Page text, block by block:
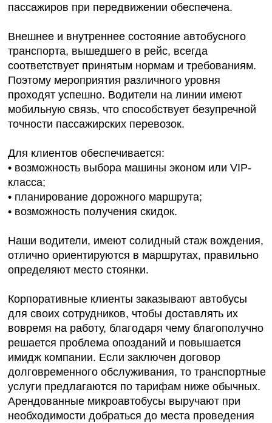
пассажиров при передвижении обеспечена.
Внешнее и внутреннее состояние автобусного
транспорта, вышедшего в рейс, всегда
соответствует принятым нормам и требованиям.
Поэтому мероприятия различного уровня
проходят успешно. Водители на линии имеют
мобильную связь, что способствует безупречной
точности пассажирских перевозок.
Для клиентов обеспечивается:
• возможность выбора машины эконом или VIP-
класса;
• планирование дорожного маршрута;
• возможность получения скидок.
Наши водители, имеют солидный стаж вождения,
отлично ориентируются в маршрутах, правильно
определяют место стоянки.
Корпоративные клиенты заказывают автобусы
для своих сотрудников, чтобы доставлять их
вовремя на работу, благодаря чему благополучно
решается проблема опозданий и повышается
имидж компании. Если заключен договор
долговременного обслуживания, то транспортные
услуги предлагаются по тарифам ниже обычных.
Арендованные микроавтобусы выручают при
необходимости добраться до места проведения